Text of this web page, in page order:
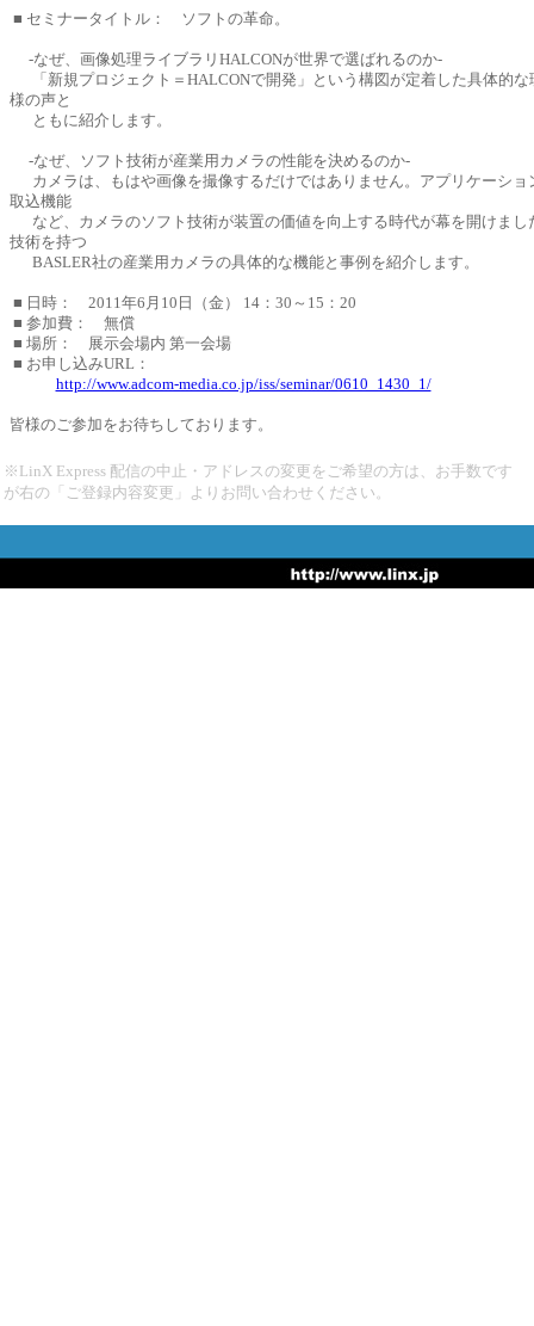
■ セミナータイトル： ソフトの革命。
-なぜ、画像処理ライブラリHALCONが世界で選ばれるのか-
「新規プロジェクト＝HALCONで開発」という構図が定着した具体的な
様の声と
ともに紹介します。
-なぜ、ソフト技術が産業用カメラの性能を決めるのか-
カメラは、もはや画像を撮像するだけではありません。アプリケーショ
取込機能
など、カメラのソフト技術が装置の価値を向上する時代が幕を開けまし
技術を持つ
BASLER社の産業用カメラの具体的な機能と事例を紹介します。
■ 日時： 2011年6月10日（金） 14：30～15：20
■ 参加費： 無償
■ 場所： 展示会場内 第一会場
■ お申し込みURL：
http://www.adcom-media.co.jp/iss/seminar/0610_1430_1/
皆様のご参加をお待ちしております。
※LinX Express 配信の中止・アドレスの変更をご希望の方は、お手数です
が右の「ご登録内容変更」よりお問い合わせください。